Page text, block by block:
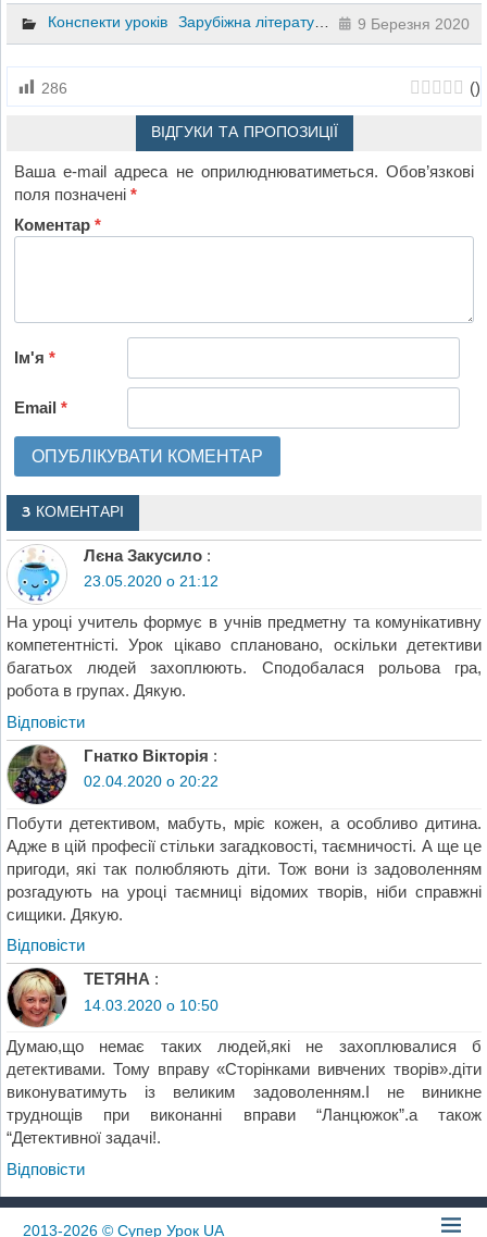
Конспекти уроків Зарубіжна література 7 клас
9 Березня 2020
286 ()
ВІДГУКИ ТА ПРОПОЗИЦІЇ
Ваша e-mail адреса не оприлюднюватиметься. Обов’язкові
поля позначені*
Коментар*
Ім'я*
Email*
3 КОМЕНТАРІ
Лєна Закусило :
23.05.2020 о 21:12
На уроці учитель формує в учнів предметну та комунікативну
компетентністі. Урок цікаво сплановано, оскільки детективи
багатьох людей захоплюють. Сподобалася рольова гра,
робота в групах. Дякую.
Відповіcти
Гнатко Вікторія :
02.04.2020 о 20:22
Побути детективом, мабуть, мріє кожен, а особливо дитина.
Адже в цій професії стільки загадковості, таємничості. А ще це
пригоди, які так полюбляють діти. Тож вони із задоволенням
розгадують на уроці таємниці відомих творів, ніби справжні
сищики. Дякую.
Відповіcти
ТЕТЯНА :
14.03.2020 о 10:50
Думаю,що немає таких людей,які не захоплювалися б
детективами. Тому вправу «Сторінками вивчених творів».діти
виконуватимуть із великим задоволенням.І не виникне
труднощів при виконанні вправи “Ланцюжок”.а також
“Детективної задачі!.
Відповіcти
2013-2026 © Супер Урок UA